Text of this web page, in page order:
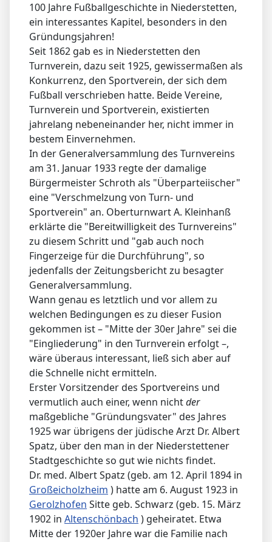
100 Jahre Fußballgeschichte in Niederstetten,
ein interessantes Kapitel, besonders in den
Gründungsjahren!
Seit 1862 gab es in Niederstetten den
Turnverein, dazu seit 1925, gewissermaßen als
Konkurrenz, den Sportverein, der sich dem
Fußball verschrieben hatte. Beide Vereine,
Turnverein und Sportverein, existierten
jahrelang nebeneinander her, nicht immer in
bestem Einvernehmen.
In der Generalversammlung des Turnvereins
am 31. Januar 1933 regte der damalige
Bürgermeister Schroth als "Überparteiischer"
eine "Verschmelzung von Turn- und
Sportverein" an. Oberturnwart A. Kleinhanß
erklärte die "Bereitwilligkeit des Turnvereins"
zu diesem Schritt und "gab auch noch
Fingerzeige für die Durchführung", so
jedenfalls der Zeitungsbericht zu besagter
Generalversammlung.
Wann genau es letztlich und vor allem zu
welchen Bedingungen es zu dieser Fusion
gekommen ist – "Mitte der 30er Jahre" sei die
"Eingliederung" in den Turnverein erfolgt –,
wäre überaus interessant, ließ sich aber auf
die Schnelle nicht ermitteln.
Erster Vorsitzender des Sportvereins und
vermutlich auch einer, wenn nichtder
maßgebliche "Gründungsvater" des Jahres
1925 war übrigens der jüdische Arzt Dr. Albert
Spatz, über den man in der Niederstettener
Stadtgeschichte so gut wie nichts findet.
Dr. med. Albert Spatz (geb. am 12. April 1894 in
Großeicholzheim ) hatte am 6. August 1923 in
Gerolzhofen Sitte geb. Schwarz (geb. 15. März
1902 in Altenschönbach ) geheiratet. Etwa
Mitte der 1920er Jahre war die Familie nach